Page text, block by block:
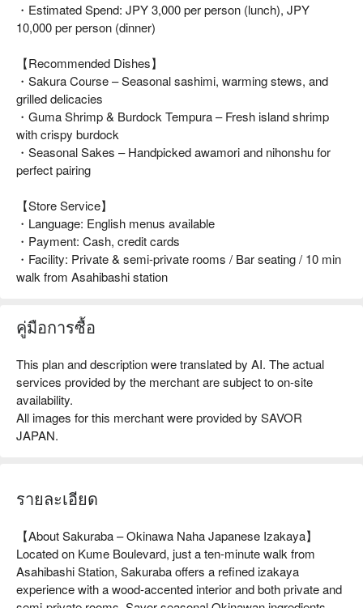
・Estimated Spend: JPY 3,000 per person (lunch), JPY
10,000 per person (dinner)
【Recommended Dishes】
・Sakura Course – Seasonal sashimi, warming stews, and
grilled delicacies
・Guma Shrimp & Burdock Tempura – Fresh island shrimp
with crispy burdock
・Seasonal Sakes – Handpicked awamori and nihonshu for
perfect pairing
【Store Service】
・Language: English menus available
・Payment: Cash, credit cards
・Facility: Private & semi-private rooms / Bar seating / 10 min
walk from Asahibashi station
คู่มือการซื้อ
This plan and description were translated by AI. The actual
services provided by the merchant are subject to on-site
availability.
All images for this merchant were provided by SAVOR
JAPAN.
รายละเอียด
【About Sakuraba – Okinawa Naha Japanese Izakaya】
Located on Kume Boulevard, just a ten-minute walk from
Asahibashi Station, Sakuraba offers a refined izakaya
experience with a wood-accented interior and both private and
semi-private rooms. Savor seasonal Okinawan ingredients